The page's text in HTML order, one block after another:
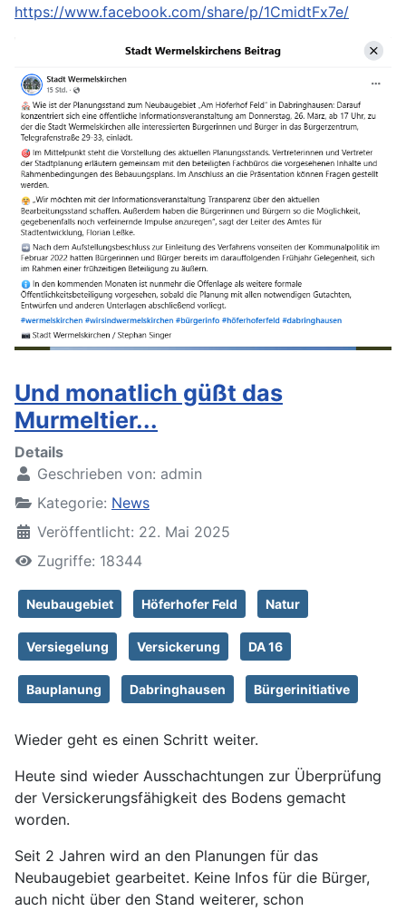
https://www.facebook.com/share/p/1CmidtFx7e/
Und monatlich güßt das
Murmeltier...
Details
Geschrieben von: admin
Kategorie: News
Veröffentlicht: 22. Mai 2025
Zugriffe: 18344
Neubaugebiet Höferhofer Feld Natur
Versiegelung Versickerung DA 16
Bauplanung Dabringhausen Bürgerinitiative
Wieder geht es einen Schritt weiter.
Heute sind wieder Ausschachtungen zur Überprüfung
der Versickerungsfähigkeit des Bodens gemacht
worden.
Seit 2 Jahren wird an den Planungen für das
Neubaugebiet gearbeitet. Keine Infos für die Bürger,
auch nicht über den Stand weiterer, schon